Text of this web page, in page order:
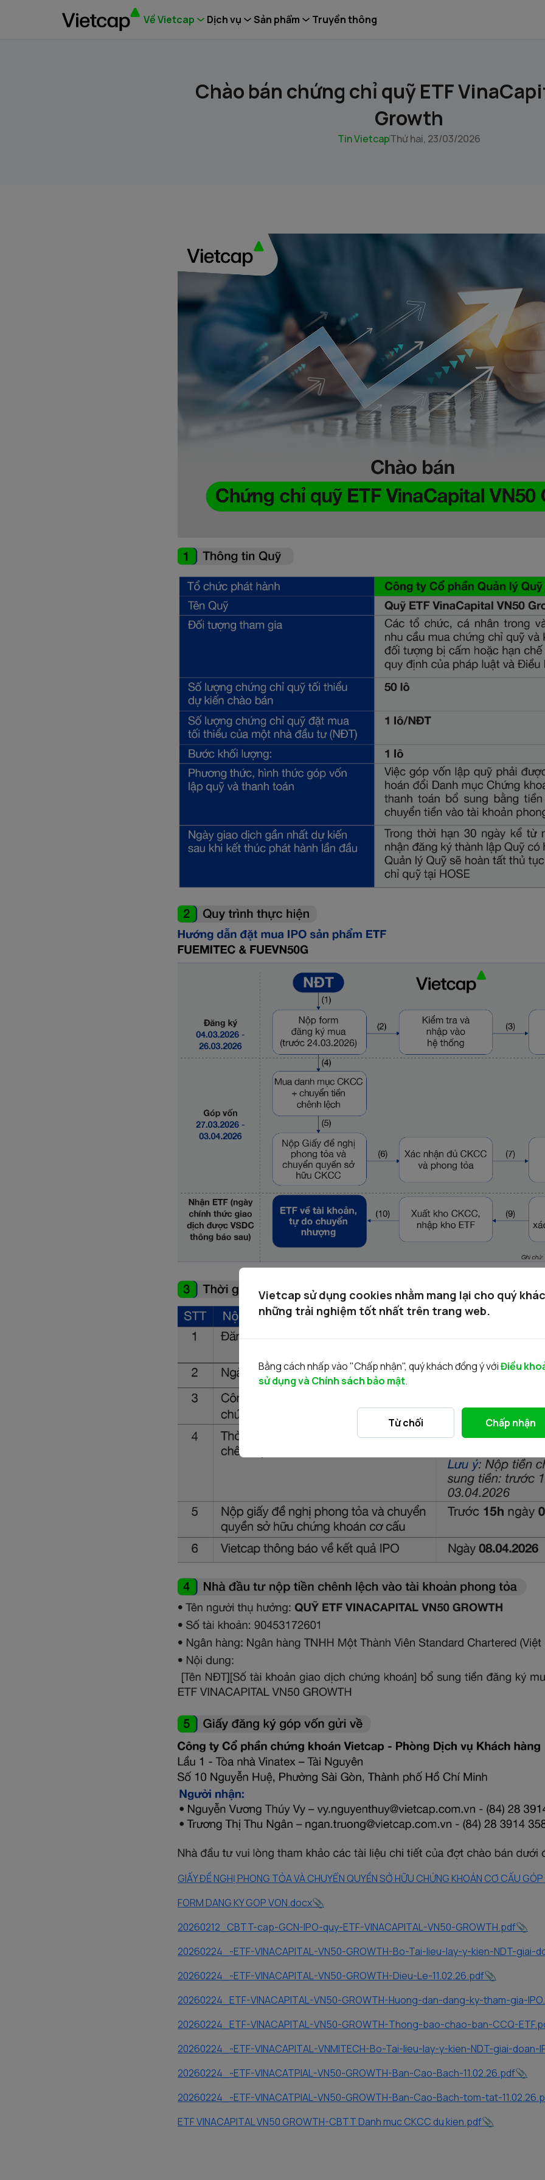
Về Vietcap Dịch vụ Sản phẩm Truyền thông
Chào bán chứng chỉ quỹ ETF
Growth
Tin VietcapThứ hai, 23/03/2026
GIẤY ĐỀ NGHỊ PHONG TỎA VÀ CHUYỂN QUYỀN SỞ HỮU CHỨNG KHOÁN CƠ CẤU
FORM DANG KY GOP VON.docx
20260212_CBTT-cap-GCN-IPO-quy-ETF-VINACAPITAL-VN50-GROWTH.pdf
20260224_-ETF-VINACAPITAL-VN50-GROWTH-Bo-Tai-lieu-lay-y-kien-NDT-giai-
20260224_-ETF-VINACAPITAL-VN50-GROWTH-Dieu-Le-11.02.26.pdf
20260224_ETF-VINACAPITAL-VN50-GROWTH-Huong-dan-dang-ky-tham-gia-
20260224_ETF-VINACAPITAL-VN50-GROWTH-Thong-bao-chao-ban-CCQ-
20260224_-ETF-VINACAPITAL-VNMITECH-Bo-Tai-lieu-lay-y-kien-NDT-giai-doan-
20260224_-ETF-VINACATPIAL-VN50-GROWTH-Ban-Cao-Bach-11.02.26.pdf
20260224_-ETF-VINACATPIAL-VN50-GROWTH-Ban-Cao-Bach-tom-tat-
ETF VINACAPITAL VN50 GROWTH-CBTT Danh muc CKCC du kien.pdf
Vietcap sử dụng cookies nhằm mang lại cho quý
những trải nghiệm tốt nhất trên trang web.
Bằng cách nhấp vào "Chấp nhận", quý khách đồng ý vớiĐiều
sử dụng và Chính sách bảo mật.
Từ chối Chấp nhận